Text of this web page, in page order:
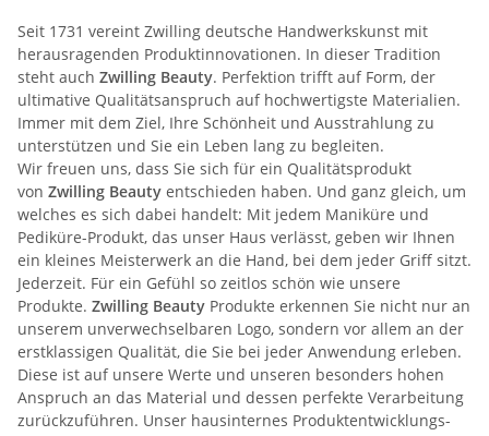
Seit 1731 vereint Zwilling deutsche Handwerkskunst mit
herausragenden Produktinnovationen. In dieser Tradition
steht auch Zwilling Beauty. Perfektion trifft auf Form, der
ultimative Qualitätsanspruch auf hochwertigste Materialien.
Immer mit dem Ziel, Ihre Schönheit und Ausstrahlung zu
unterstützen und Sie ein Leben lang zu begleiten.
Wir freuen uns, dass Sie sich für ein Qualitätsprodukt
von Zwilling Beauty entschieden haben. Und ganz gleich, um
welches es sich dabei handelt: Mit jedem Maniküre und
Pediküre-Produkt, das unser Haus verlässt, geben wir Ihnen
ein kleines Meisterwerk an die Hand, bei dem jeder Griff sitzt.
Jederzeit. Für ein Gefühl so zeitlos schön wie unsere
Produkte. Zwilling Beauty Produkte erkennen Sie nicht nur an
unserem unverwechselbaren Logo, sondern vor allem an der
erstklassigen Qualität, die Sie bei jeder Anwendung erleben.
Diese ist auf unsere Werte und unseren besonders hohen
Anspruch an das Material und dessen perfekte Verarbeitung
zurückzuführen. Unser hausinternes Produktentwicklungs-